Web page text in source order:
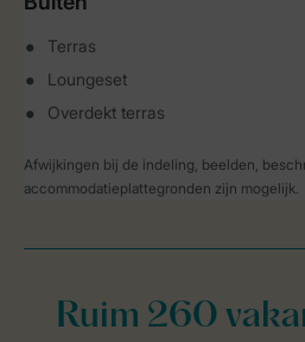
Terras
Loungeset
Overdekt terras
Afwijkingen bij de indeling, beelden,
accommodatieplattegronden zijn mogelijk.
Ruim 260